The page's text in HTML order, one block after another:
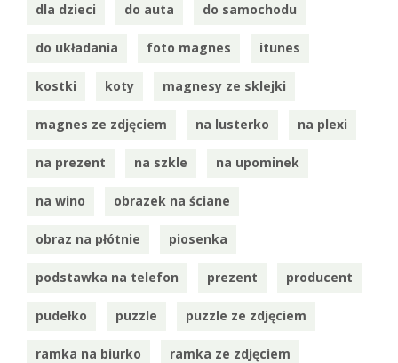
dla dzieci do auta do samochodu
do układania foto magnes itunes
kostki koty magnesy ze sklejki
magnes ze zdjęciem na lusterko na plexi
na prezent na szkle na upominek
na wino obrazek na ściane
obraz na płótnie piosenka
podstawka na telefon prezent producent
pudełko puzzle puzzle ze zdjęciem
ramka na biurko ramka ze zdjęciem